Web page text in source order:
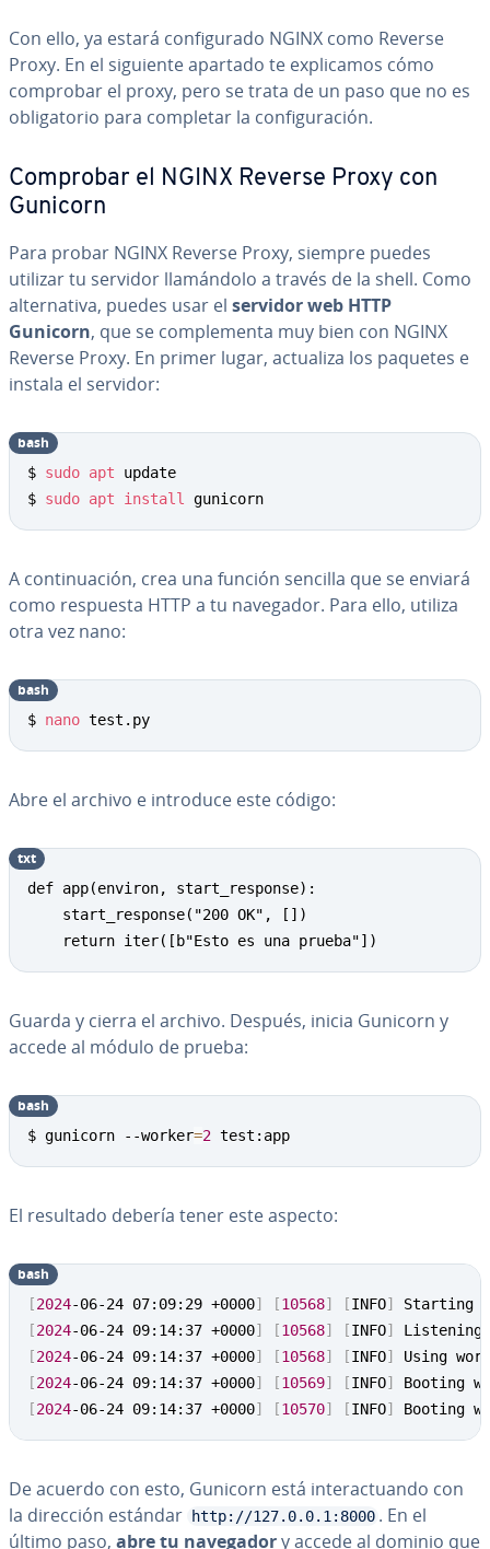
Con ello, ya estará co­n­fi­gu­ra­do NGINX como Reverse
Proxy. En el siguiente apartado te ex­pli­ca­mos cómo
comprobar el proxy, pero se trata de un paso que no es
obli­ga­to­rio para completar la co­n­fi­gu­ra­ción.
Comprobar el NGINX Reverse Proxy con
Gunicorn
Para probar NGINX Reverse Proxy, siempre puedes
utilizar tu servidor lla­má­n­do­lo a través de la shell. Como
al­te­r­na­ti­va, puedes usar el servidor web HTTP
Gunicorn, que se co­m­ple­me­n­ta muy bien con NGINX
Reverse Proxy. En primer lugar, actualiza los paquetes e
instala el servidor:
$ sudo apt update
$ sudo apt install gunicorn
bash
A co­n­ti­nua­ción, crea una función sencilla que se enviará
como respuesta HTTP a tu navegador. Para ello, utiliza
otra vez nano:
$ nano test.py
bash
Abre el archivo e introduce este código:
def app(environ, start_response):
	return iter([b"Esto es una prueba"])
txt
Guarda y cierra el archivo. Después, inicia Gunicorn y
accede al módulo de prueba:
$ gunicorn --worker=2 test:app
bash
El resultado debería tener este aspecto:
[2024-06-24 07:09:29 +0000] [10568] [INFO]
Starting
[2024-06-24 09:14:37 +0000] [10568] [INFO]
[2024-06-24 09:14:37 +0000] [10568] [INFO]
Using
[2024-06-24 09:14:37 +0000] [10569] [INFO]
Booting
[2024-06-24 09:14:37 +0000] [10570] [INFO] Booting
bash
De acuerdo con esto, Gunicorn está in­ter­ac­tua­n­do con
la dirección estándar
http://127.0.0.1:8000 . En el
último paso, abre tu navegadory accede al dominio que